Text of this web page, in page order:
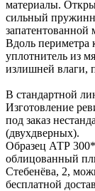
материалы.
сильный
Вдоль периметра
уплотнитель из
излишней влаги,
В стандартной
Изготовление
под заказ
(двухдверных).
Образец АТР
облицованный
Стебенёва, 2,
бесплатной